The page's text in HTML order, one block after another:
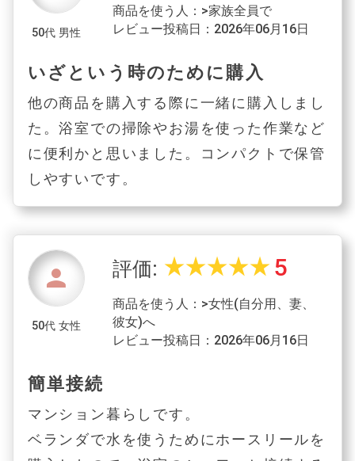
50代 男性
商品を使う人：>家族全員で
レビュー投稿日：2026年06月16日
いざという時のために購入
他の商品を購入する際に一緒に購入しまし
た。浴室での掃除やお湯を使った作業など
に便利かと思いました。コンパクトで保管
しやすいです。
person
50代 女性
評価: star_ratestar_ratestar_ratestar_ratestar_rate 5
商品を使う人：>女性(自分用、妻、
彼女)へ
レビュー投稿日：2026年06月16日
簡単接続
マンション暮らしです。
ベランダで水を使うためにホースリールを